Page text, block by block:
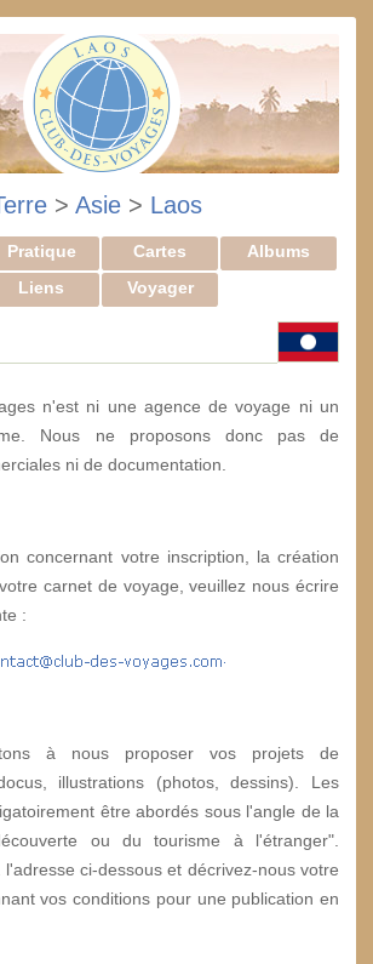
> Asie > Laos
Pratique Cartes
Albums
Liens Voyager
n'est ni une agence de voyage ni un
Nous ne proposons donc pas de
ni de documentation.
concernant votre inscription, la création
carnet de voyage, veuillez nous écrire
:
à nous proposer vos projets de
illustrations (photos, dessins). Les
être abordés sous l'angle de la
ou du tourisme à l'étranger".
ci-dessous et décrivez-nous votre
vos conditions pour une publication en